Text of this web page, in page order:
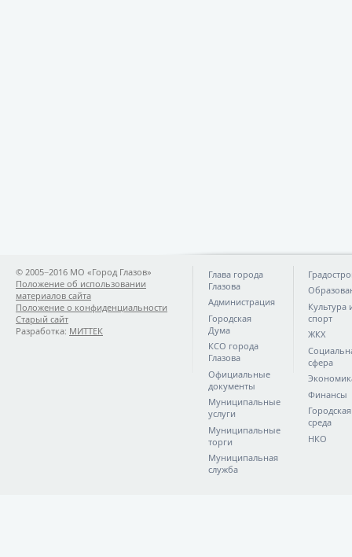
© 2005−2016 МО «Город Глазов»
Положение об использовании
материалов сайта
Положение о конфиденциальности
Старый сайт
Разработка: МИТТЕК
Глава города
Глазова
Администрация
Городская
Дума
КСО города
Глазова
Официальные
документы
Муниципальные
услуги
Муниципальные
торги
Муниципальная
служба
Культура
спорт
ЖКХ
сфера
Финансы
Городская
среда
НКО